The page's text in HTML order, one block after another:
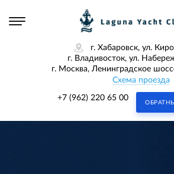
г. Хабаровск, ул.
г. Владивосток, ул.
г. Москва, Ленинградское
Схема проезда
+7 (962) 220 65 00